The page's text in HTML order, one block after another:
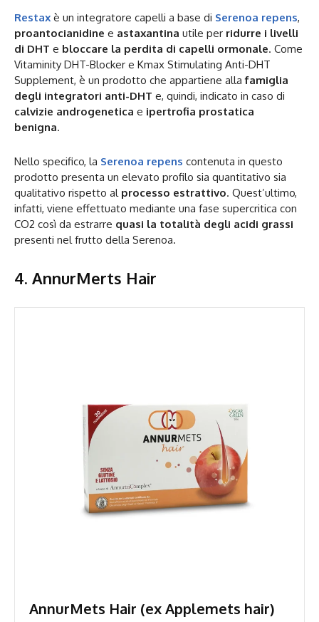
Restax è un integratore capelli a base di Serenoa repens,
proantocianidine e astaxantina utile per ridurre i livelli
di DHT e bloccare la perdita di capelli ormonale. Come
Vitaminity DHT-Blocker e Kmax Stimulating Anti-DHT
Supplement, è un prodotto che appartiene allafamiglia
degli integratori anti-DHT e, quindi, indicato in caso di
calvizie androgenetica e ipertrofia prostatica
benigna.
Nello specifico, la Serenoa repens contenuta in questo
prodotto presenta un elevato profilo sia quantitativo sia
qualitativo rispetto al processo estrattivo. Quest’ultimo,
infatti, viene effettuato mediante una fase supercritica con
CO2 così da estrarre quasi la totalità degli acidi grassi
presenti nel frutto della Serenoa.
4. AnnurMerts Hair
AnnurMets Hair (ex Applemets hair)